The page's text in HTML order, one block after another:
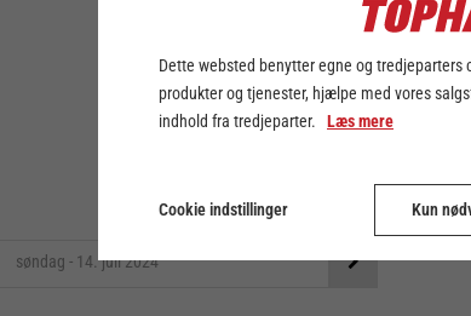
TILFØJ
søndag - 14. juli2024
Dette websted benytter egne og
produkter og tjenester, hjælpe med vores
indhold fra tredjeparter. Læs mere
Cookie indstillinger Kun